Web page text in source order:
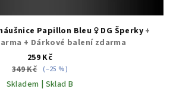
Papillon Bleu ♀️ DG Šperky +
+ Dárkové balení zdarma
259 Kč
349 Kč (–25 %)
Skladem | Sklad B